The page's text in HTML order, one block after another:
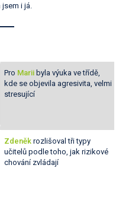
i já.
Pro Marii byla výuka ve třídě,
kde se objevila agresivita, velmi
stresující
Zdeněkrozlišoval tři typy
učitelů podle toho, jak rizikové
chování zvládají